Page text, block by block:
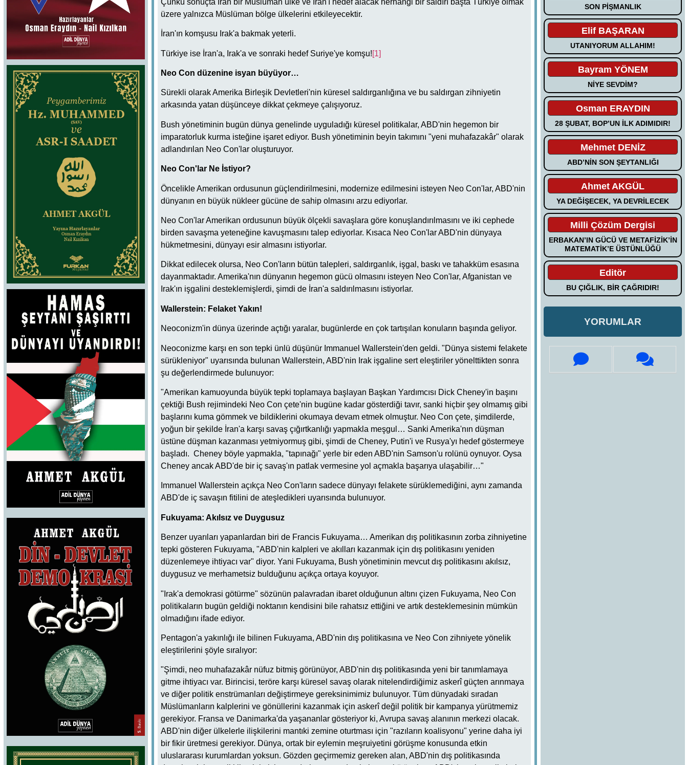
Çünkü sonuçta İran bir Müslüman ülke ve İran'ı hedef alacak herhangi bir saldırı başta Türkiye olmak
üzere yalnızca Müslüman bölge ülkelerini etkileyecektir.
İran'ın komşusu Irak'a bakmak yeterli.
Türkiye ise İran'a, Irak'a ve sonraki hedef Suriye'ye komşu![1]
Neo Con düzenine isyan büyüyor…
Sürekli olarak Amerika Birleşik Devletleri'nin küresel saldırganlığına ve bu saldırgan zihniyetin
arkasında yatan düşünceye dikkat çekmeye çalışıyoruz.
Bush yönetiminin bugün dünya genelinde uyguladığı küresel politikalar, ABD'nin hegemon bir
imparatorluk kurma isteğine işaret ediyor. Bush yönetiminin beyin takımını "yeni muhafazakâr" olarak
adlandırılan Neo Con'lar oluşturuyor.
Neo Con'lar Ne İstiyor?
Öncelikle Amerikan ordusunun güçlendirilmesini, modernize edilmesini isteyen Neo Con'lar, ABD'nin
dünyanın en büyük nükleer gücüne de sahip olmasını arzu ediyorlar.
Neo Con'lar Amerikan ordusunun büyük ölçekli savaşlara göre konuşlandırılmasını ve iki cephede
birden savaşma yeteneğine kavuşmasını talep ediyorlar. Kısaca Neo Con'lar ABD'nin dünyaya
hükmetmesini, dünyayı esir almasını istiyorlar.
Dikkat edilecek olursa, Neo Con'ların bütün talepleri, saldırganlık, işgal, baskı ve tahakküm esasına
dayanmaktadır. Amerika'nın dünyanın hegemon gücü olmasını isteyen Neo Con'lar, Afganistan ve
Irak'ın işgalini desteklemişlerdi, şimdi de İran'a saldırılmasını istiyorlar.
Wallerstein: Felaket Yakın!
Neoconizm'in dünya üzerinde açtığı yaralar, bugünlerde en çok tartışılan konuların başında geliyor.
Neoconizme karşı en son tepki ünlü düşünür Immanuel Wallerstein'den geldi. "Dünya sistemi felakete
sürükleniyor" uyarısında bulunan Wallerstein, ABD'nin Irak işgaline sert eleştiriler yönelttikten sonra
şu değerlendirmede bulunuyor:
"Amerikan kamuoyunda büyük tepki toplamaya başlayan Başkan Yardımcısı Dick Cheney'in başını
çektiği Bush rejimindeki Neo Con çete'nin bugüne kadar gösterdiği tavır, sanki hiçbir şey olmamış gibi
başlarını kuma gömmek ve bildiklerini okumaya devam etmek olmuştur. Neo Con çete, şimdilerde,
yoğun bir şekilde İran'a karşı savaş çığırtkanlığı yapmakla meşgul… Sanki Amerika'nın düşman
üstüne düşman kazanması yetmiyormuş gibi, şimdi de Cheney, Putin'i ve Rusya'yı hedef göstermeye
başladı. Cheney böyle yapmakla, "tapınağı" yerle bir eden ABD'nin Samson'u rolünü oynuyor. Oysa
Cheney ancak ABD'de bir iç savaş'ın patlak vermesine yol açmakla başarıya ulaşabilir…"
Immanuel Wallerstein açıkça Neo Con'ların sadece dünyayı felakete sürüklemediğini, aynı zamanda
ABD'de iç savaşın fitilini de ateşledikleri uyarısında bulunuyor.
Fukuyama: Akılsız ve Duygusuz
Benzer uyarıları yapanlardan biri de Francis Fukuyama… Amerikan dış politikasının zorba zihniyetine
tepki gösteren Fukuyama, "ABD'nin kalpleri ve akılları kazanmak için dış politikasını yeniden
düzenlemeye ihtiyacı var" diyor. Yani Fukuyama, Bush yönetiminin mevcut dış politikasını akılsız,
duygusuz ve merhametsiz bulduğunu açıkça ortaya koyuyor.
"Irak'a demokrasi götürme" sözünün palavradan ibaret olduğunun altını çizen Fukuyama, Neo Con
politikaların bugün geldiği noktanın kendisini bile rahatsız ettiğini ve artık desteklemesinin mümkün
olmadığını ifade ediyor.
Pentagon'a yakınlığı ile bilinen Fukuyama, ABD'nin dış politikasına ve Neo Con zihniyete yönelik
eleştirilerini şöyle sıralıyor:
"Şimdi, neo muhafazakâr nüfuz bitmiş görünüyor, ABD'nin dış politikasında yeni bir tanımlamaya
gitme ihtiyacı var. Birincisi, teröre karşı küresel savaş olarak nitelendirdiğimiz askerî güçten arınmaya
ve diğer politik enstrümanları değiştirmeye gereksinimimiz bulunuyor. Tüm dünyadaki sıradan
Müslümanların kalplerini ve gönüllerini kazanmak için askerî değil politik bir kampanya yürütmemiz
gerekiyor. Fransa ve Danimarka'da yaşananlar gösteriyor ki, Avrupa savaş alanının merkezi olacak.
ABD'nin diğer ülkelerle ilişkilerini mantıki zemine oturtması için "razıların koalisyonu" yerine daha iyi
bir fikir üretmesi gerekiyor. Dünya, ortak bir eylemin meşruiyetini görüşme konusunda etkin
uluslararası kurumlardan yoksun. Gözden geçirmemiz gereken alan, ABD'nin dış politikasında
SON PİŞMANLIK
Elif BAŞARAN
UTANIYORUM ALLAHIM!
Bayram YÖNEM
NİYE SEVDİM?
Osman ERAYDIN
28 ŞUBAT, BOP’UN İLK ADIMIDIR!
Mehmet DENİZ
ABD’NİN SON ŞEYTANLIĞI
Ahmet AKGÜL
YA DEĞİŞECEK, YA DEVRİLECEK
Milli Çözüm Dergisi
ERBAKAN’IN GÜCÜ VE METAFİZİK’İN
MATEMATİK’E ÜSTÜNLÜĞÜ
Editör
BU ÇIĞLIK, BİR ÇAĞRIDIR!
YORUMLAR